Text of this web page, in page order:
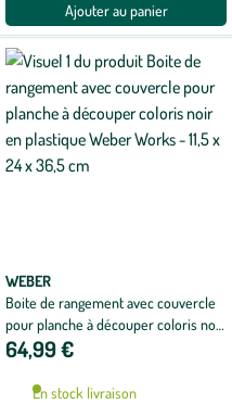
Ajouter au panier
WEBER
Boite de rangement avec couvercle
pour planche à découper coloris noir
en plastique Weber Works - 11,5 x 24
64,99 €
En stock livraison